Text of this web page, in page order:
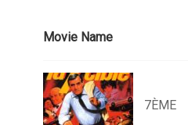
Movie Name
7ÈME